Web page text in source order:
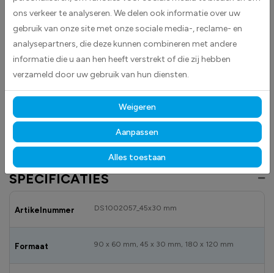
vlag van Ghana en is eenvoudig aan te brengen op gladde
oppervlakken zoals auto’s, laptops en koffers.
Gemaakt van hoogwaardige high-tack folie, hecht deze sticker
betrouwbaar op vrijwel elk oppervlak.Dankzij de duurzame
materialen blijft hij langdurig mooi en goed leesbaar, zowel binnen als
buiten bestand tegen licht, vocht en dagelijks gebruik.
Bekijk ook onze andere vlagstickers
professioneel te markeren.
SPECIFICATIES
Artikelnummer DS1002057_45x30 mm
Formaat 90 x 60 mm, 45 x 30 mm, 180 x 120 mm
ons verkeer te analyseren. We delen ook informatie over uw
gebruik van onze site met onze sociale media-, reclame- en
analysepartners, die deze kunnen combineren met andere
informatie die u aan hen heeft verstrekt of die zij hebben
verzameld door uw gebruik van hun diensten.
Weigeren
Aanpassen
Alles toestaan